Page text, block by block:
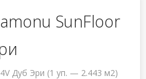
SunFloor
Дуб Эри (1 уп. — 2.443 м2)